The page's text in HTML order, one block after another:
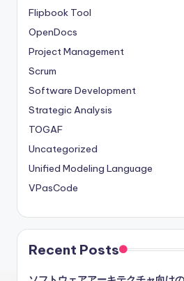
Flipbook Tool
OpenDocs
Project Management
Scrum
Software Development
Strategic Analysis
TOGAF
Uncategorized
Unified Modeling Language
VPasCode
Recent Posts